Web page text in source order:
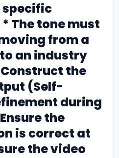
specific
The tone must
from a
an industry
the
(Self-
during
the
is correct at
the video